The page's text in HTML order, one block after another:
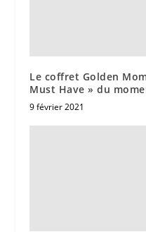
Le coffret Golden
Must Have » du
9 février 2021